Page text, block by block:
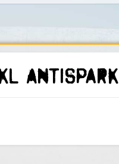
Antispark